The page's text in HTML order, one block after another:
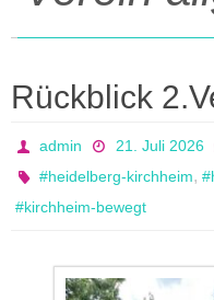
Rückblick
admin 21. Juli 2026
#heidelberg-kirchheim,
#kirchheim-bewegt